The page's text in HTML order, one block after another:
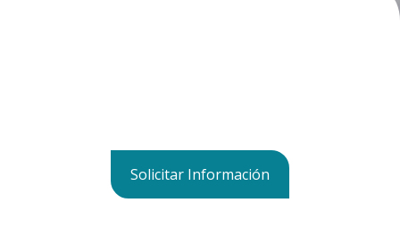
Solicitar Información